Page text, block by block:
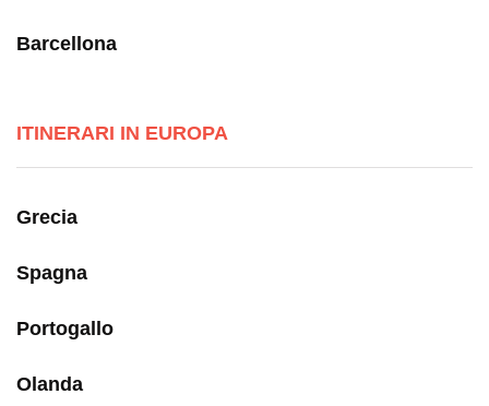
Barcellona
ITINERARI IN EUROPA
Grecia
Spagna
Portogallo
Olanda